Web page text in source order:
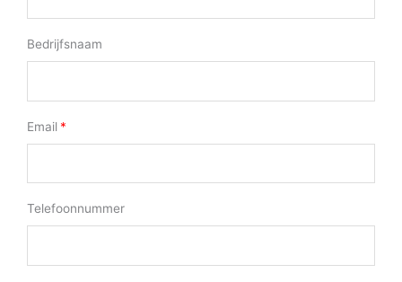
Bedrijfsnaam
Email
Telefoonnummer